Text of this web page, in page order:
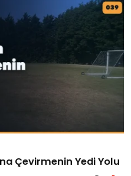
Çevirmenin Yedi Yolu